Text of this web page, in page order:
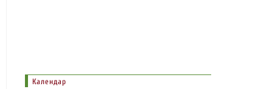
Календар